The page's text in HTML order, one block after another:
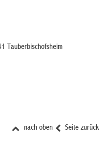
Tauberbischofsheim
Seite zurück
nach oben